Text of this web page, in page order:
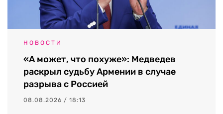
НОВОСТИ
«А может, что похуже»: Медведев
раскрыл судьбу Армении в случае
разрыва с Россией
08.08.2026 / 18:13